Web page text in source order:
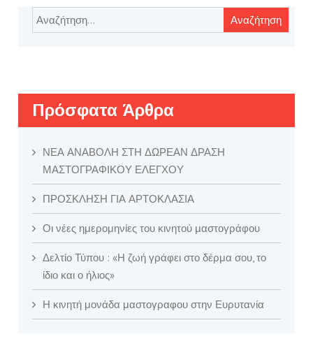
Αναζήτηση
για:
Πρόσφατα Άρθρα
ΝΕΑ ΑΝΑΒΟΛΗ ΣΤΗ ΔΩΡΕΑΝ ΔΡΑΣΗ
ΜΑΣΤΟΓΡΑΦΙΚΟΥ ΕΛΕΓΧΟΥ
ΠΡΟΣΚΛΗΣΗ ΓΙΑ ΑΡΤΟΚΛΑΣΙΑ
Οι νέες ημερομηνίες του κινητού μαστογράφου
Δελτίο Τύπου : «Η ζωή γράφει στο δέρμα σου, το
ίδιο και ο ήλιος»
Η κινητή μονάδα μαστογραφου στην Ευρυτανία